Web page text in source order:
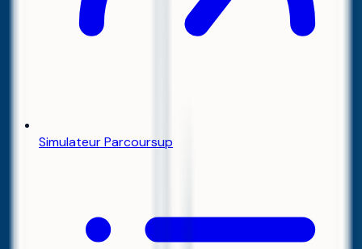
Simulateur Parcoursup